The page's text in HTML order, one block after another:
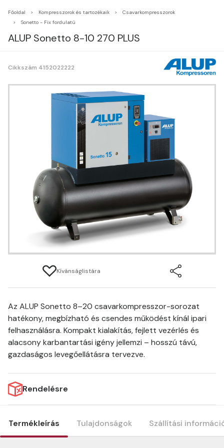
Főoldal Kompresszorok és tartozékaik
Csavarkompresszorok
Sonetto - Fix fordulatú
ALUP Sonetto 8-10 270 PLUS
Cikkszám 4152022222
Kívánságlistára
Az ALUP Sonetto 8–20 csavarkompresszor-sorozat
hatékony, megbízható és csendes működést kínál ipari
felhasználásra. Kompakt kialakítás, fejlett vezérlés és
alacsony karbantartási igény jellemzi – hosszú távú,
gazdaságos levegőellátásra tervezve.
Rendelésre
Termékleírás Tulajdonságok Szállítási